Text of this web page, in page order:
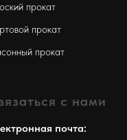
прокат
прокат
прокат
с нами
почта: